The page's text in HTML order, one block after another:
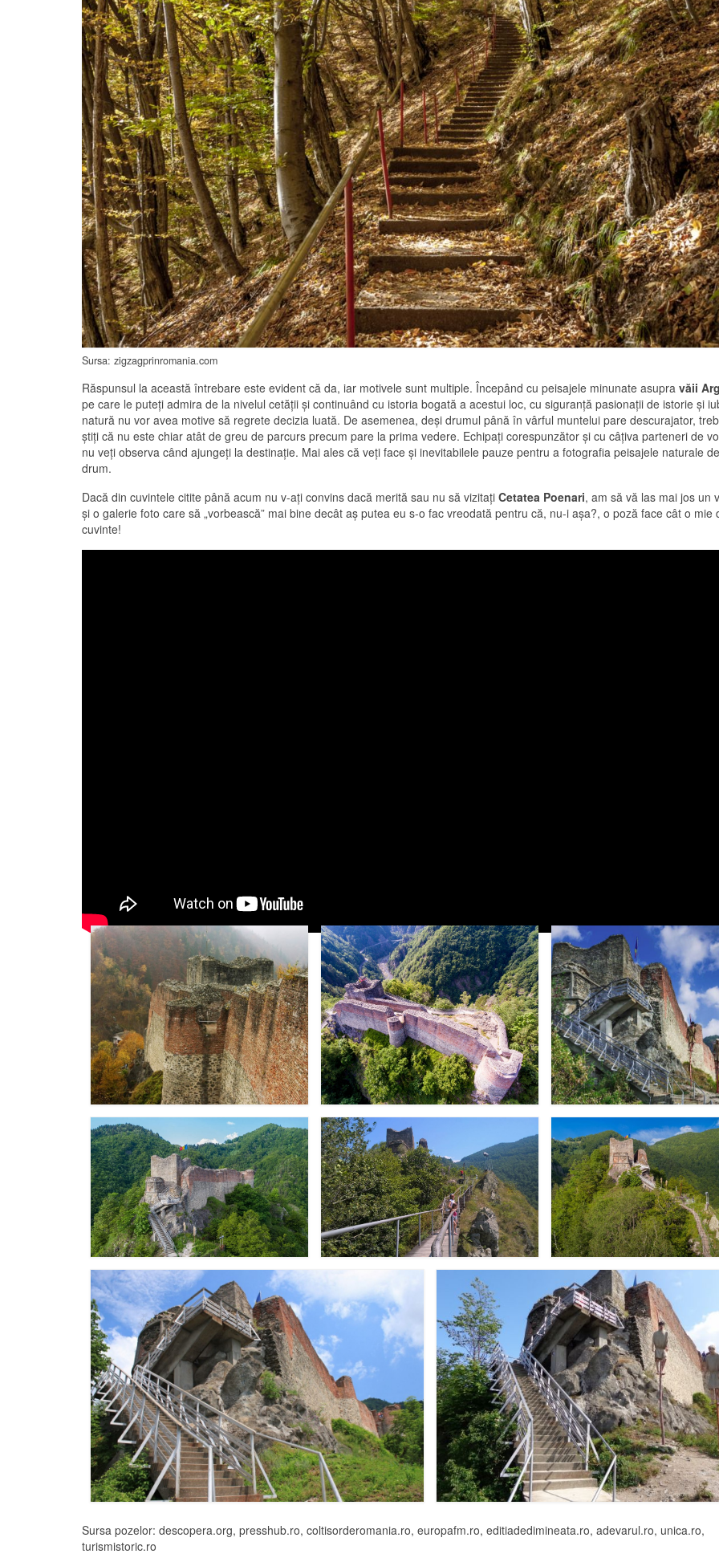
Sursa: zigzagprinromania.com
Răspunsul la această întrebare este evident că da, iar motivele sunt multiple. Începând cu peisajele minunate asupra văii
pe care le puteţi admira de la nivelul cetăţii şi continuând cu istoria bogată a acestui loc, cu siguranţă pasionaţii de istorie şi
natură nu vor avea motive să regrete decizia luată. De asemenea, deşi drumul până în vârful muntelui pare descurajator,
ştiţi că nu este chiar atât de greu de parcurs precum pare la prima vedere. Echipaţi corespunzător şi cu câţiva parteneri de
nu veţi observa când ajungeţi la destinaţie. Mai ales că veţi face şi inevitabilele pauze pentru a fotografia peisajele naturale
drum.
Dacă din cuvintele citite până acum nu v-aţi convins dacă merită sau nu să vizitaţi Cetatea Poenari, am să vă las mai jos un
şi o galerie foto care să „vorbească” mai bine decât aş putea eu s-o fac vreodată pentru că, nu-i aşa?, o poză face cât o mie
cuvinte!
Sursa pozelor: descopera.org, presshub.ro, coltisorderomania.ro, europafm.ro, editiadedimineata.ro, adevarul.ro, unica.ro,
turismistoric.ro